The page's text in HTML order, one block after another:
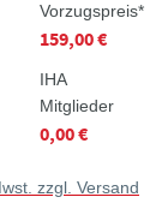
Vorzugspreis*
159,00 €
IHA
Mitglieder
0,00 €
zzgl. Versand